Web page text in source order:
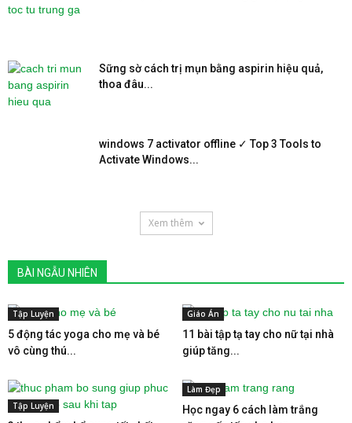
Sững sờ cách trị mụn bằng aspirin hiệu quả,
thoa đâu...
windows 7 activator offline ✓ Top 3 Tools to
Activate Windows...
Xem thêm
BÀI NGẪU NHIÊN
Tập Luyện
5 động tác yoga cho mẹ và bé
vô cùng thú...
Giáo Án
11 bài tập tạ tay cho nữ tại nhà
giúp tăng...
Tập Luyện
Làm Đẹp
Học ngay 6 cách làm trắng